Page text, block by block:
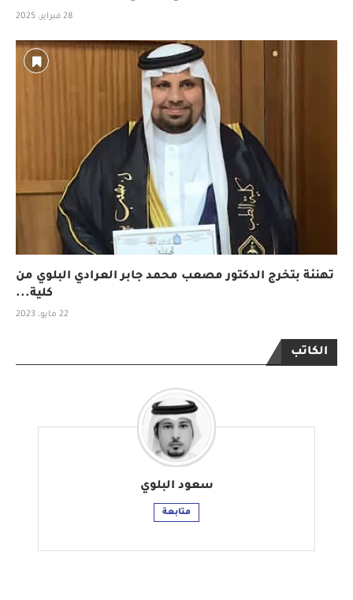
28 فبراير، 2025
تهنئة بتخرج الدكتور مصعب محمد جابر العرادي البلوي من
كلية...
22 مايو، 2023
الكاتب
سعود البلوي
متابعة